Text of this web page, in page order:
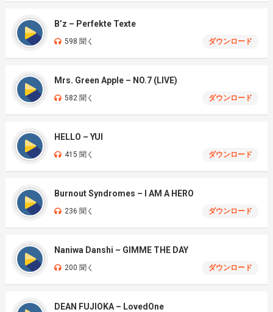
B’z – Perfekte Texte
598 聞く ダウンロード
Mrs. Green Apple – NO.7 (LIVE)
582 聞く ダウンロード
HELLO – YUI
415 聞く ダウンロード
Burnout Syndromes – I AM A HERO
236 聞く ダウンロード
Naniwa Danshi – GIMME THE DAY
200 聞く ダウンロード
DEAN FUJIOKA – LovedOne